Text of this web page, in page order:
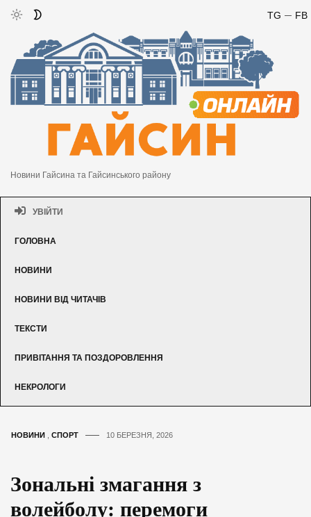
FB
TG
Новини Гайсина та Гайсинського району
УВІЙТИ
ГОЛОВНА
НОВИНИ
НОВИНИ ВІД ЧИТАЧІВ
ТЕКСТИ
ПРИВІТАННЯ ТА ПОЗДОРОВЛЕННЯ
НЕКРОЛОГИ
НОВИНИ СПОРТ 10 БЕРЕЗНЯ, 2026
Зональні змагання з
волейболу: перемоги